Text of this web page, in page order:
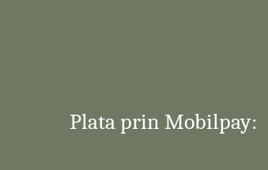
Plata prin Mobilpay: